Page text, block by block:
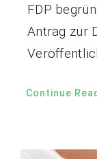
FDP
Antrag zur
Continue